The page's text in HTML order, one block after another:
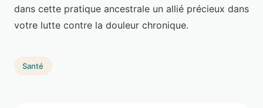
dans cette pratique ancestrale un allié précieux dans
votre lutte contre la douleur chronique.
Santé